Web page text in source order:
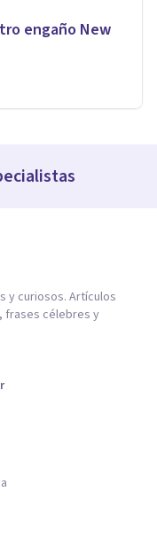
engaño New
y curiosos. Artículos
frases célebres y